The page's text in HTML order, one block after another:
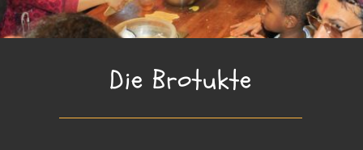
Die Brotukte